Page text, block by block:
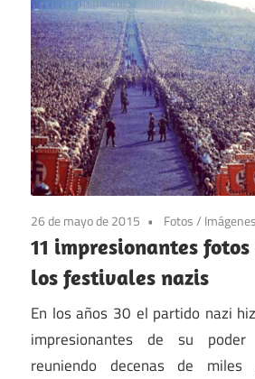
26 de mayo de 2015 Fotos/ Imágenes
11 impresionantes
los festivales nazis
En los años 30 el partido nazi
impresionantes de su poder
reuniendo decenas de